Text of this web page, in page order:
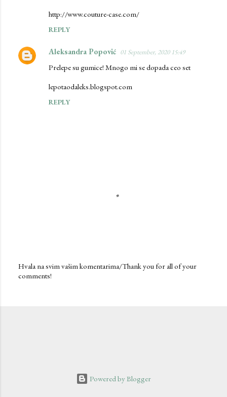
http://www.couture-case.com/
REPLY
Aleksandra Popović 01 September, 2020 15:49
Prelepe su gumice! Mnogo mi se dopada ceo set
lepotaodaleks.blogspot.com
REPLY
P
Hvala na svim vašim komentarima/Thank you for all of your
comments!
Powered by Blogger